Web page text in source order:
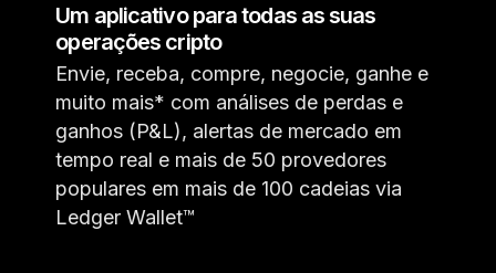
Um aplicativo para todas as suas
operações cripto
Envie, receba, compre, negocie, ganhe e
muito mais* com análises de perdas e
ganhos (P&L), alertas de mercado em
tempo real e mais de 50 provedores
populares em mais de 100 cadeias via
Ledger Wallet™